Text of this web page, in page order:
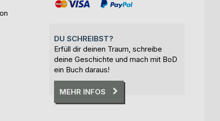
DU SCHREIBST?
Erfüll dir deinen Traum, schreibe
deine Geschichte und mach mit BoD
ein Buch daraus!
MEHR INFOS